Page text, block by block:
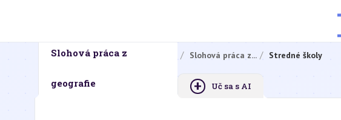
Domovská stránka Domáce úlohy Slohová práca z... Stredné školy
Slohová práca z
geografie + Uč sa s AI